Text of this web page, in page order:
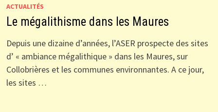
ACTUALITÉS
Le mégalithisme dans les Maures
Depuis une dizaine d’années, l’ASER prospecte des sites
d’ « ambiance mégalithique » dans les Maures, sur
Collobrières et les communes environnantes. A ce jour,
les sites …